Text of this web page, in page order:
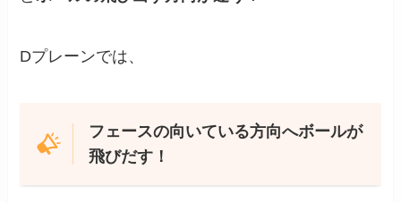
Dプレーンでは、
フェースの向いている方向へボールが
飛びだす！